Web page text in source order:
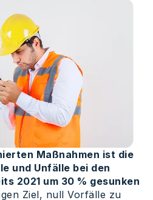
Maßnahmen ist die
und Unfälle bei den
2021 um 30 % gesunken
Ziel, null Vorfälle zu